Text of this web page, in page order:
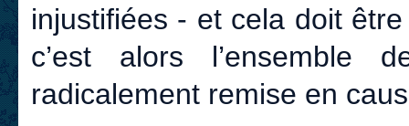
injustifiées - et cela doit
c’est alors
radicalement remise en